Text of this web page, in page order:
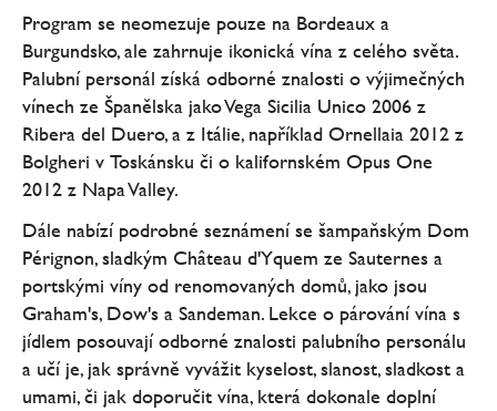
Program se neomezuje pouze na Bordeaux a
Burgundsko, ale zahrnuje ikonická vína z celého světa.
Palubní personál získá odborné znalosti o výjimečných
vínech ze Španělska jako Vega Sicilia Unico 2006 z
Ribera del Duero, a z Itálie, například Ornellaia 2012 z
Bolgheri v Toskánsku či o kalifornském Opus One
2012 z Napa Valley.
Dále nabízí podrobné seznámení se šampaňským Dom
Pérignon, sladkým Château d'Yquem ze Sauternes a
portskými víny od renomovaných domů, jako jsou
Graham's, Dow's a Sandeman. Lekce o párování vína s
jídlem posouvají odborné znalosti palubního personálu
a učí je, jak správně vyvážit kyselost, slanost, sladkost a
umami, či jak doporučit vína, která dokonale doplní